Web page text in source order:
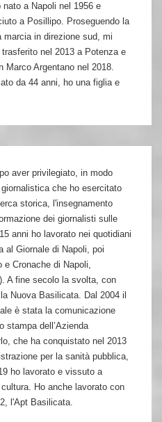
nato a Napoli nel 1956 e
a Posillipo. Proseguendo la
marcia in direzione sud, mi
trasferito nel 2013 a Potenza e
Marco Argentano nel 2018.
da 44 anni, ho una figlia e
aver privilegiato, in modo
che ho esercitato
storica, l'insegnamento
dei giornalisti sulle
anni ho lavorato nei quotidiani
al Giornale di Napoli, poi
e Cronache di Napoli,
A fine secolo la svolta, con
Nuova Basilicata. Dal 2004 il
è stata la comunicazione
stampa dell’Azienda
che ha conquistato nel 2013
per la sanità pubblica,
ho lavorato e vissuto a
Ho anche lavorato con
l'Apt Basilicata.